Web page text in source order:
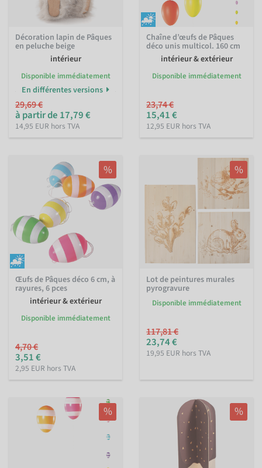
Décoration lapin de Pâques
en peluche beige
intérieur
Disponible immédiatement
En différentes versions
29,69 €
à partir de 17,79 €
14,95 EUR hors TVA
Chaîne d’œufs de Pâques
déco unis multicol. 160 cm
intérieur & extérieur
Disponible immédiatement
23,74 €
15,41 €
12,95 EUR hors TVA
%
Œufs de Pâques déco 6 cm, à
rayures, 6 pces
intérieur & extérieur
Disponible immédiatement
4,70 €
3,51 €
2,95 EUR hors TVA
%
Lot de peintures murales
pyrogravure
Disponible immédiatement
117,81 €
23,74 €
19,95 EUR hors TVA
% %